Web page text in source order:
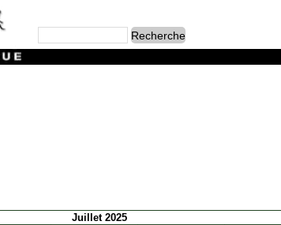
Juillet 2025